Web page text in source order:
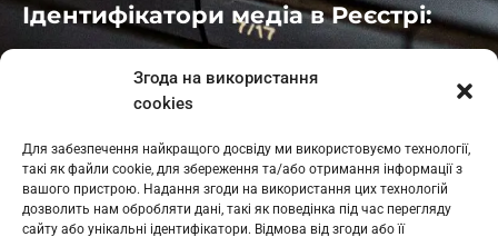
Згода на використання
cookies
Для забезпечення найкращого досвіду ми використовуємо технології,
такі як файли cookie, для збереження та/або отримання інформації з
вашого пристрою. Надання згоди на використання цих технологій
дозволить нам обробляти дані, такі як поведінка під час перегляду
сайту або унікальні ідентифікатори. Відмова від згоди або її
Ідентифікатори медіа в Реєстрі:
: L11-01410
: L11-01801
Косів: L11-01805
Гарасимів: L11-02274